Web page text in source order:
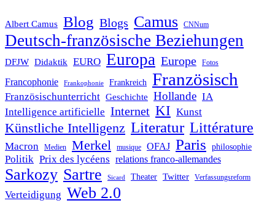
Albert Camus Blog Blogs Camus CNNum
Deutsch-französische Beziehungen
DFJW Didaktik EURO Europa Europe Fotos
Francophonie Frankophonie Frankreich Französisch
Französischunterricht Geschichte Hollande IA
Intelligence artificielle Internet KI Kunst
Künstliche Intelligenz Literatur Littérature
Macron Medien Merkel musique OFAJ Paris philosophie
Politik Prix des lycéens relations franco-allemandes
Sarkozy Sartre Sicard Theater Twitter Verfassungsreform
Verteidigung Web 2.0